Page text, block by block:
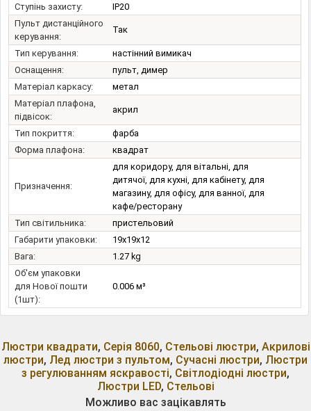
Ступінь захисту:
IP20
Пульт дистанційного
керування:
Так
Тип керування:
настінний вимикач
Оснащення:
пульт, димер
Матеріал каркасу:
метал
Матеріал плафона,
підвісок:
акрил
Тип покриття:
фарба
Форма плафона:
квадрат
Призначення:
для коридору, для вітальні, для
дитячої, для кухні, для кабінету, для
магазину, для офісу, для ванної, для
кафе/ресторану
Тип світильника:
пристельовий
Габарити упаковки:
19x19x12
Вага:
1.27 kg
Об'єм упаковки
для Нової пошти
(1шт):
0.006 м³
Люстри квадрати, Серія 8060, Стельові люстри, Акрилові
люстри, Лед люстри з пультом, Сучасні люстри, Люстри
з регулюванням яскравості, Світлодіодні люстри,
Люстри LED, Стельові
Можливо вас зацікавлять